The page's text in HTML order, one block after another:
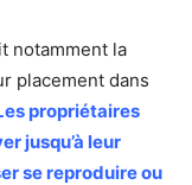
notamment la
placement dans
propriétaires
jusqu’à leur
se reproduire ou